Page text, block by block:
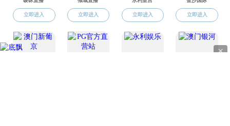
版权所有 © 直播app-午夜直播app